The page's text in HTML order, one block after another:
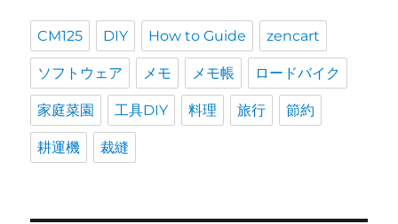
CM125 DIY How to Guide zencart
ソフトウェア メモ メモ帳 ロードバイク
家庭菜園 工具DIY 料理 旅行 節約
耕運機 裁縫